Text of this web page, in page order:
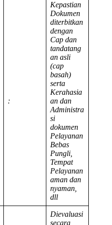
:
Kepastian
Dokumen
diterbitkan
dengan
Cap dan
tandatang
an asli
(cap
basah)
serta
Kerahasia
an dan
Administra
si
dokumen
Pelayanan
Bebas
Pungli,
Tempat
Pelayanan
aman dan
nyaman,
dll
Dievaluasi
secara